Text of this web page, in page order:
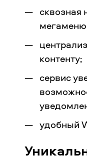
сквозная
контенту;
сервис
удобный